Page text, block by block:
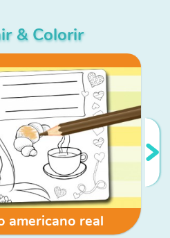
& Colorir
americano real